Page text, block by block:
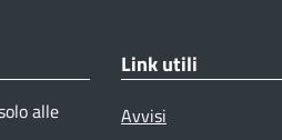
alle
Link utili
Avvisi